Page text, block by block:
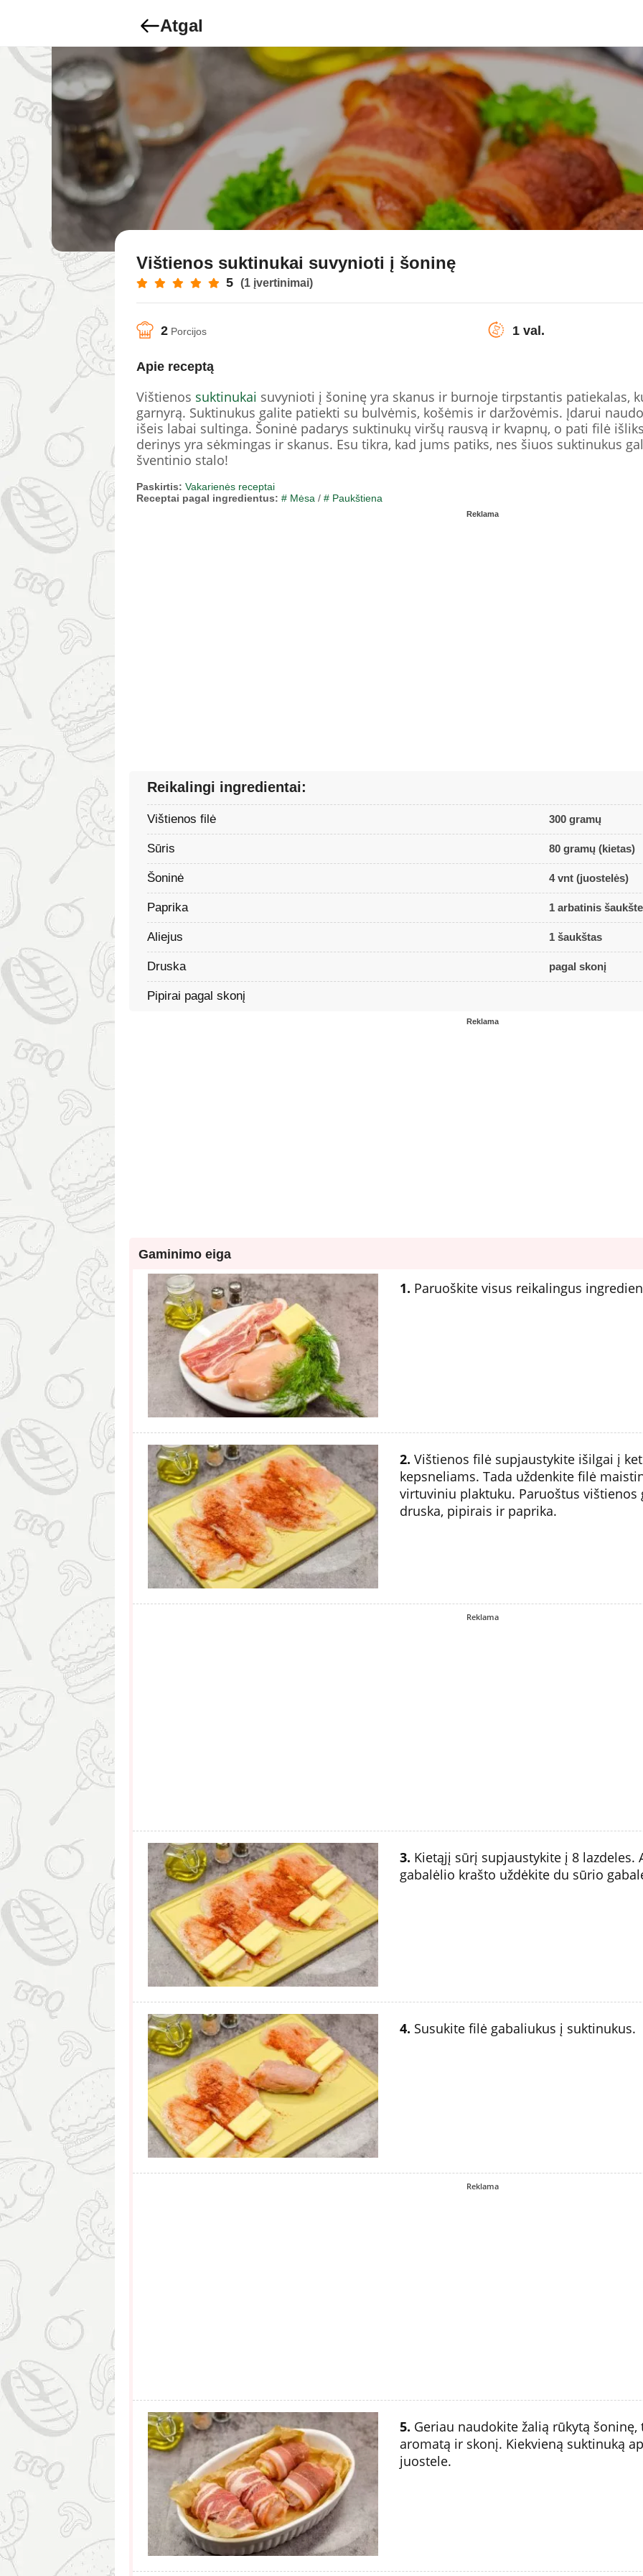
Atgal
Vištienos suktinukai suvynioti į šoninę
5 (1 įvertinimai)
2 Porcijos 1 val.
Apie receptą
Vištienos suktinukai suvynioti į šoninę yra skanus ir burnoje tirpstantis patiekalas,
garnyrą. Suktinukus galite patiekti su bulvėmis, košėmis ir daržovėmis. Įdarui
išeis labai sultinga. Šoninė padarys suktinukų viršų rausvą ir kvapnų, o pati filė
derinys yra sėkmingas ir skanus. Esu tikra, kad jums patiks, nes šiuos suktinukus
šventinio stalo!
Paskirtis: Vakarienės receptai
Receptai pagal ingredientus: # Mėsa / # Paukštiena
Reklama
Reikalingi ingredientai:
Vištienos filė 300 gramų
Sūris 80 gramų (kietas)
Šoninė 4 vnt (juostelės)
Paprika 1 arbatinis
Aliejus 1 šaukštas
Druska pagal skonį
Pipirai pagal skonį
Reklama
Gaminimo eiga
1. Paruoškite visus reikalingus
2. Vištienos filė supjaustykite išilgai į
kepsneliams. Tada uždenkite filė
virtuviniu plaktuku. Paruoštus vištienos
druska, pipirais ir paprika.
Reklama
3. Kietąjį sūrį supjaustykite į 8 lazdeles.
gabalėlio krašto uždėkite du sūrio
4. Susukite filė gabaliukus į suktinukus.
Reklama
5. Geriau naudokite žalią rūkytą
aromatą ir skonį. Kiekvieną suktinuką
juostele.